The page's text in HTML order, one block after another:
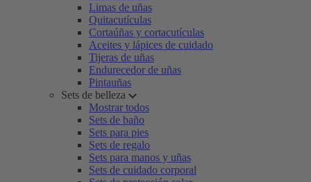
Limas de uñas
Quitacutículas
Cortaúñas y cortacutículas
Aceites y lápices de cuidado
Tijeras de uñas
Endurecedor de uñas
Pintauñas
Sets de belleza
Mostrar todos
Sets de baño
Sets para pies
Sets de regalo
Sets para manos y uñas
Sets de cuidado corporal